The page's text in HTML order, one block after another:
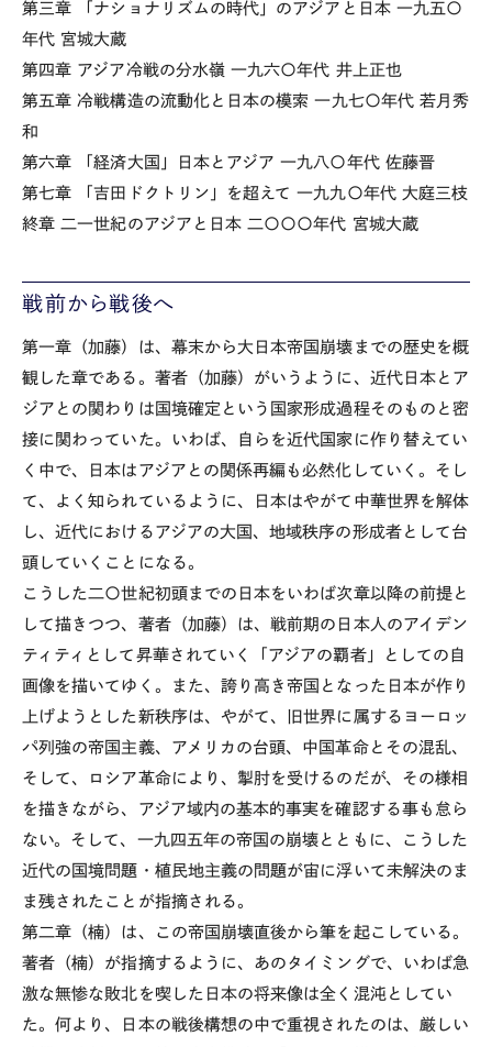
第三章 「ナショナリズムの時代」のアジアと日本 一九五〇
年代 宮城大蔵
第四章 アジア冷戦の分水嶺 一九六〇年代 井上正也
第五章 冷戦構造の流動化と日本の模索 一九七〇年代 若月秀
和
第六章 「経済大国」日本とアジア 一九八〇年代 佐藤晋
第七章 「吉田ドクトリン」を超えて 一九九〇年代 大庭三枝
終章 二一世紀のアジアと日本 二〇〇〇年代 宮城大蔵
戦前から戦後へ
第一章（加藤）は、幕末から大日本帝国崩壊までの歴史を概
観した章である。著者（加藤）がいうように、近代日本とア
ジアとの関わりは国境確定という国家形成過程そのものと密
接に関わっていた。いわば、自らを近代国家に作り替えてい
く中で、日本はアジアとの関係再編も必然化していく。そし
て、よく知られているように、日本はやがて中華世界を解体
し、近代におけるアジアの大国、地域秩序の形成者として台
頭していくことになる。
こうした二〇世紀初頭までの日本をいわば次章以降の前提と
して描きつつ、著者（加藤）は、戦前期の日本人のアイデン
ティティとして昇華されていく「アジアの覇者」としての自
画像を描いてゆく。また、誇り高き帝国となった日本が作り
上げようとした新秩序は、やがて、旧世界に属するヨーロッ
パ列強の帝国主義、アメリカの台頭、中国革命とその混乱、
そして、ロシア革命により、掣肘を受けるのだが、その様相
を描きながら、アジア域内の基本的事実を確認する事も怠ら
ない。そして、一九四五年の帝国の崩壊とともに、こうした
近代の国境問題・植民地主義の問題が宙に浮いて未解決のま
ま残されたことが指摘される。
第二章（楠）は、この帝国崩壊直後から筆を起こしている。
著者（楠）が指摘するように、あのタイミングで、いわば急
激な無惨な敗北を喫した日本の将来像は全く混沌としてい
た。何より、日本の戦後構想の中で重視されたのは、厳しい